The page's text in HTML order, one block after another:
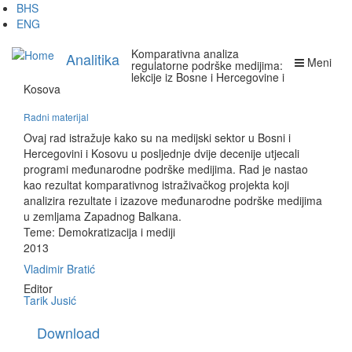
Skip
to
content
BHS
ENG
Analitika Meni
Komparativna analiza
regulatorne podrške medijima:
lekcije iz Bosne i Hercegovine i
Kosova
Radni materijal
Ovaj rad istražuje kako su na medijski sektor u Bosni i
Hercegovini i Kosovu u posljednje dvije decenije utjecali
programi međunarodne podrške medijima. Rad je nastao
kao rezultat komparativnog istraživačkog projekta koji
analizira rezultate i izazove međunarodne podrške medijima
u zemljama Zapadnog Balkana.
Teme: Demokratizacija i mediji
2013
Vladimir Bratić
Editor
Tarik Jusić
Download